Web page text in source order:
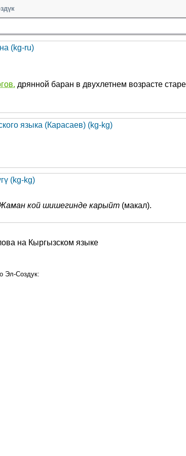
(kg-ru)
дрянной баран в двухлетнем возрасте
языка (Карасаев) (kg-kg)
(kg-kg)
кой шишегинде карыйт (макал).
на Кыргызском языке
Эл-Создук: